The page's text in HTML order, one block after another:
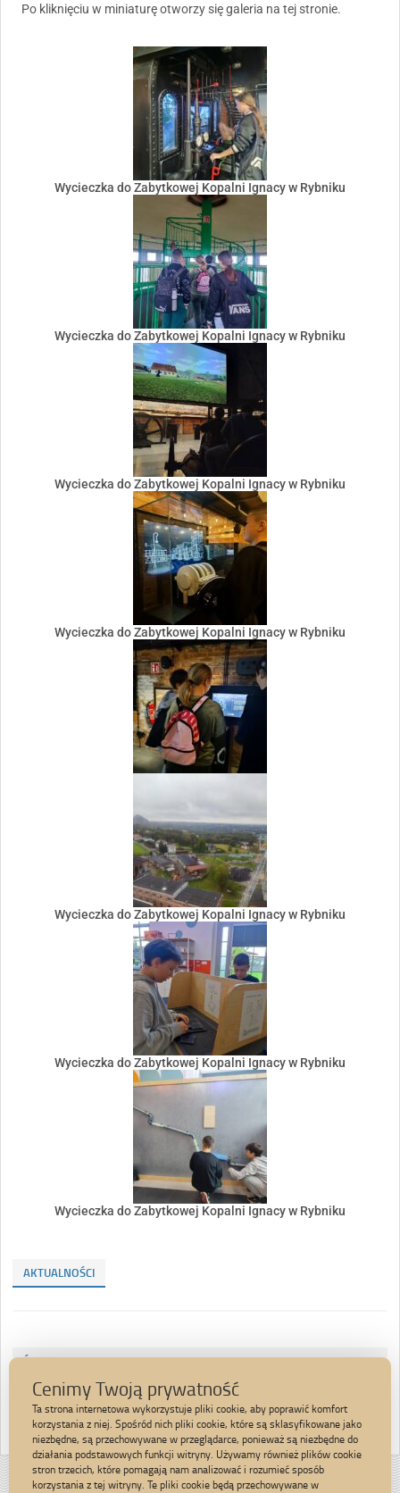
Po kliknięciu w miniaturę otworzy się galeria na tej stronie.
Wycieczka do Zabytkowej Kopalni Ignacy w Rybniku
Wycieczka do Zabytkowej Kopalni Ignacy w Rybniku
Wycieczka do Zabytkowej Kopalni Ignacy w Rybniku
Wycieczka do Zabytkowej Kopalni Ignacy w Rybniku
Wycieczka do Zabytkowej Kopalni Ignacy w Rybniku
Wycieczka do Zabytkowej Kopalni Ignacy w Rybniku
Wycieczka do Zabytkowej Kopalni Ignacy w Rybniku
AKTUALNOŚCI
ŚWIATOWY DNIA JABŁKA
WYCIECZKA DO ZOO W OPOLU
Strona została opracowana w ramach
projektu
Cenimy Twoją prywatność
Ta strona internetowa wykorzystuje pliki cookie, aby poprawić komfort
korzystania z niej. Spośród nich pliki cookie, które są sklasyfikowane jako
niezbędne, są przechowywane w przeglądarce, ponieważ są niezbędne do
działania podstawowych funkcji witryny. Używamy również plików cookie
stron trzecich, które pomagają nam analizować i rozumieć sposób
korzystania z tej witryny. Te pliki cookie będą przechowywane w